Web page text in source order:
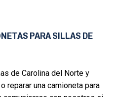
PARA SILLAS DE
de Carolina del Norte y
reparar una camioneta para